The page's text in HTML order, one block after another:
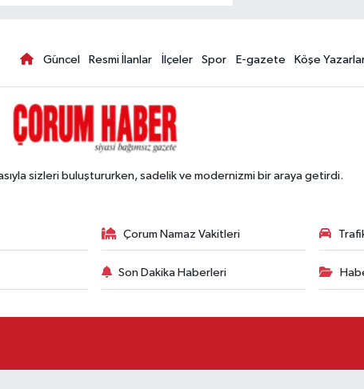
Güncel Resmi İlanlar İlçeler Spor E-gazete Köşe
sizleri buluştururken, sadelik ve modernizmi bir araya getirdi.
Çorum Namaz Vakitleri
Son Dakika Haberleri